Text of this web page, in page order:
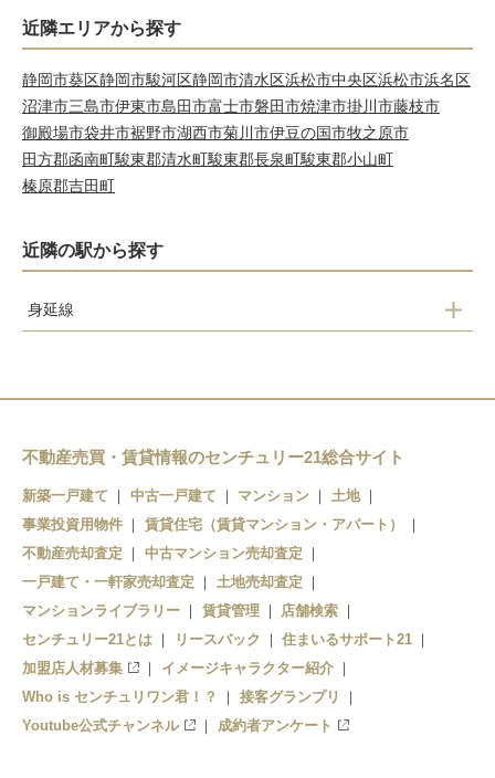
近隣エリアから探す
静岡市葵区静岡市駿河区静岡市清水区浜松市中央区浜松市浜名区
沼津市三島市伊東市島田市富士市磐田市焼津市掛川市藤枝市
御殿場市袋井市裾野市湖西市菊川市伊豆の国市牧之原市
田方郡函南町駿東郡清水町駿東郡長泉町駿東郡小山町
榛原郡吉田町
近隣の駅から探す
身延線
芝川駅
沼久保駅
西富士宮駅
富士宮駅
源道寺駅
不動産売買・賃貸情報のセンチュリー21総合サイト
新築一戸建て 中古一戸建て マンション
土地
事業投資用物件
賃貸住宅（賃貸マンション・アパート）
不動産売却査定
中古マンション売却査定
一戸建て・一軒家売却査定
土地売却査定
マンションライブラリー
賃貸管理
店舗検索
センチュリー21とは
リースバック
住まいるサポート21
加盟店人材募集
イメージキャラクター紹介
Who is センチュリワン君！？
接客グランプリ
Youtube公式チャンネル
成約者アンケート